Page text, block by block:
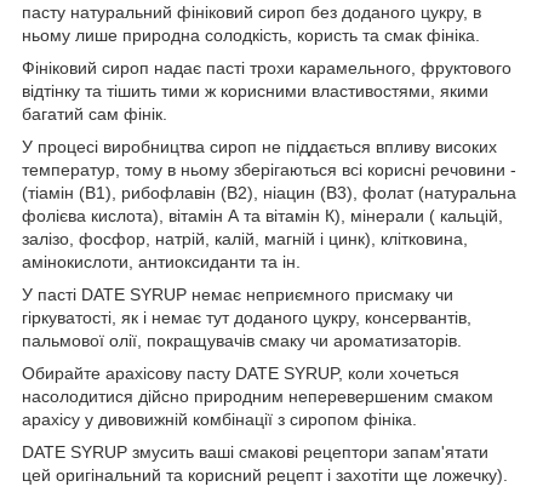
пасту натуральний фініковий сироп без доданого цукру, в
ньому лише природна солодкість, користь та смак фініка.
Фініковий сироп надає пасті трохи карамельного, фруктового
відтінку та тішить тими ж корисними властивостями, якими
багатий сам фінік.
У процесі виробництва сироп не піддається впливу високих
температур, тому в ньому зберігаються всі корисні речовини -
(тіамін (B1), рибофлавін (B2), ніацин (B3), фолат (натуральна
фолієва кислота), вітамін А та вітамін К), мінерали ( кальцій,
залізо, фосфор, натрій, калій, магній і цинк), клітковина,
амінокислоти, антиоксиданти та ін.
У пасті DATE SYRUP немає неприємного присмаку чи
гіркуватості, як і немає тут доданого цукру, консервантів,
пальмової олії, покращувачів смаку чи ароматизаторів.
Обирайте арахісову пасту DATE SYRUP, коли хочеться
насолодитися дійсно природним неперевершеним смаком
арахісу у дивовижній комбінації з сиропом фініка.
DATE SYRUP змусить ваші смакові рецептори запам'ятати
цей оригінальний та корисний рецепт і захотіти ще ложечку).